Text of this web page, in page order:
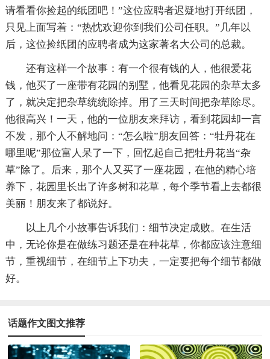
请看看你捡起的纸团吧！”这位应聘者迟疑地打开纸团，
只见上面写着：“热忱欢迎你到我们公司任职。”几年以
后，这位捡纸团的应聘者成为这家著名大公司的总裁。
还有这样一个故事：有一个很有钱的人，他很爱花
钱，他买了一座带有花园的别墅，他看见花园的杂草太多
了，就决定把杂草统统除掉。用了三天时间把杂草除尽。
他很高兴！一天，他的一位朋友来拜访，看到花园却一言
不发，那个人不解地问：“怎么啦”朋友回答：“牡丹花在
哪里呢”那位富人呆了一下，回忆起自己把牡丹花当“杂
草”除了。后来，那个人又买了一座花园，在他的精心培
养下，花园里长出了许多树和花草，每个季节看上去都很
美丽！朋友来了都说好。
以上几个小故事告诉我们：细节决定成败。在生活
中，无论你是在做练习题还是在种花草，你都应该注意细
节，重视细节，在细节上下功夫，一定要把每个细节都做
好。
话题作文图文推荐